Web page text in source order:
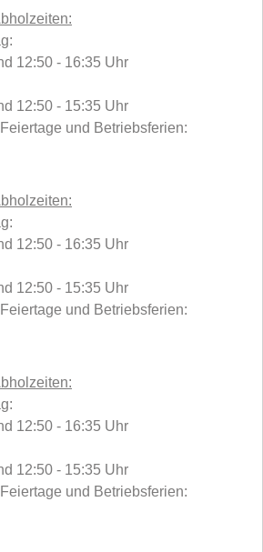
12:50 - 16:35 Uhr
12:50 - 15:35 Uhr
und Betriebsferien:
12:50 - 16:35 Uhr
12:50 - 15:35 Uhr
und Betriebsferien:
12:50 - 16:35 Uhr
12:50 - 15:35 Uhr
und Betriebsferien: